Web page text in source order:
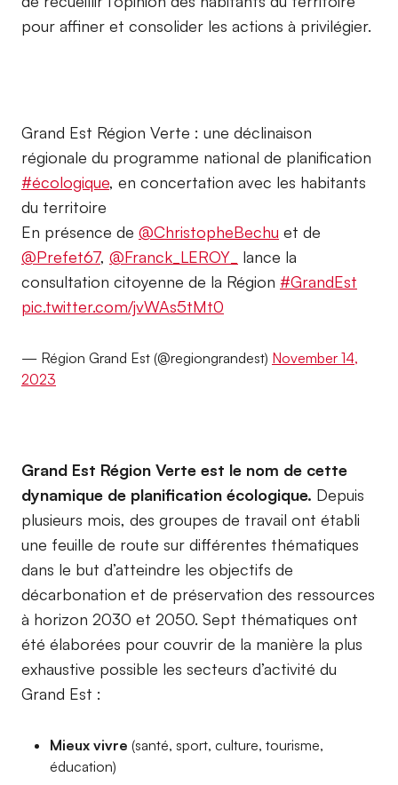
pour affiner et consolider les actions à privilégier.
Grand Est Région Verte : une déclinaison
régionale du programme national de planification
#écologique, en concertation avec les habitants
du territoire
En présence de @ChristopheBechu et de
@Prefet67, @Franck_LEROY_
lance la
consultation citoyenne de la Région #GrandEst
pic.twitter.com/jvWAs5tMt0
— Région Grand Est (@regiongrandest) November 14,
2023
Grand Est Région Verte est le nom de cette
dynamique de planification écologique. Depuis
plusieurs mois, des groupes de travail ont établi
une feuille de route sur différentes thématiques
dans le but d’atteindre les objectifs de
décarbonation et de préservation des ressources
à horizon 2030 et 2050. Sept thématiques ont
été élaborées pour couvrir de la manière la plus
exhaustive possible les secteurs d’activité du
Grand Est :
Mieux vivre (santé, sport, culture, tourisme,
éducation)